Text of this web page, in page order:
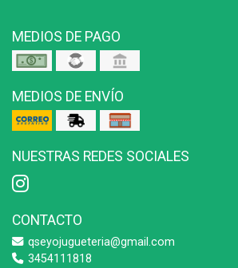
MEDIOS DE PAGO
MEDIOS DE ENVÍO
NUESTRAS REDES SOCIALES
CONTACTO
qseyojugueteria@gmail.com
3454111818